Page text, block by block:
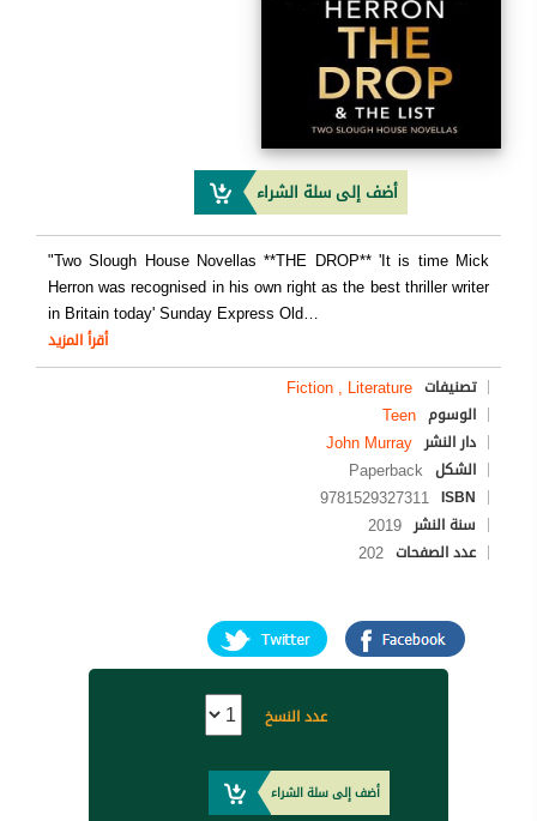
أضف إلى سلة الشراء
"Two Slough House Novellas **THE DROP** 'It is time Mick
Herron was recognised in his own right as the best thriller writer
in Britain today' Sunday Express Old…
أقرأ المزيد
تصنيفات Fiction , Literature
الوسوم Teen
دار النشر John Murray
الشكل Paperback
ISBN
9781529327311
سنة النشر 2019
عدد الصفحات 202
عدد النسخ
أضف إلى سلة الشراء